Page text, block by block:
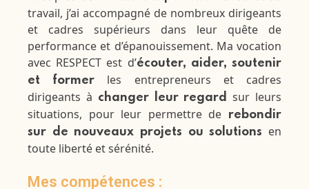
travail, j’ai accompagné de nombreux dirigeants
et cadres supérieurs dans leur quête de
performance et d’épanouissement. Ma vocation
avec RESPECT est d’écouter, aider, soutenir
et former
les entrepreneurs et cadres
dirigeants à changer leur regard
sur leurs
situations, pour leur permettre de
rebondir
sur de nouveaux projets ou solutions
en
toute liberté et sérénité.
Mes compétences :